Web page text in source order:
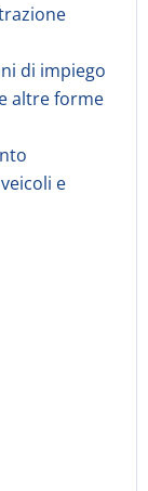
di impiego
altre forme
e